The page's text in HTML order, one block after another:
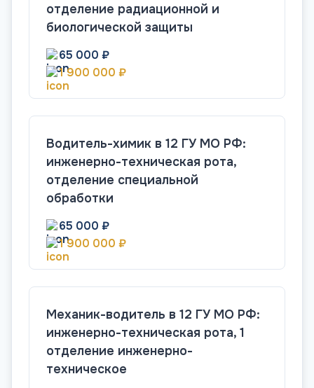
отделение радиационной и
биологической защиты
65 000 ₽
1 900 000 ₽
Водитель-химик в 12 ГУ МО РФ:
инженерно-техническая рота,
отделение специальной
обработки
65 000 ₽
1 900 000 ₽
Механик-водитель в 12 ГУ МО РФ:
инженерно-техническая рота, 1
отделение инженерно-
техническое